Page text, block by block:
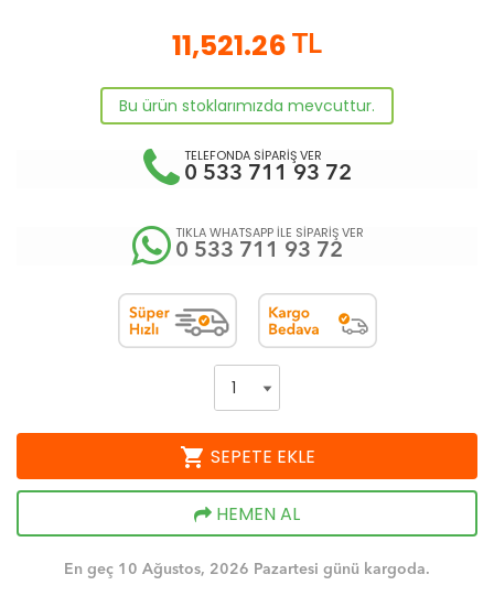
11,521.26 TL
Bu ürün stoklarımızda mevcuttur.
TELEFONDA SİPARİŞ VER
0 533 711 93 72
TIKLA WHATSAPP İLE SİPARİŞ VER
0 533 711 93 72
shopping_cart SEPETE EKLE
HEMEN AL
En geç 10 Ağustos, 2026 Pazartesi günü kargoda.